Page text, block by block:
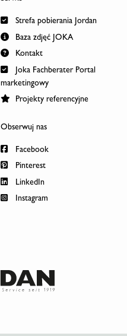
Strefa pobierania Jordan
Baza zdjęć JOKA
Kontakt
Joka Fachberater Portal
marketingowy
Projekty referencyjne
Obserwuj nas
Facebook
Pinterest
LinkedIn
Instagram